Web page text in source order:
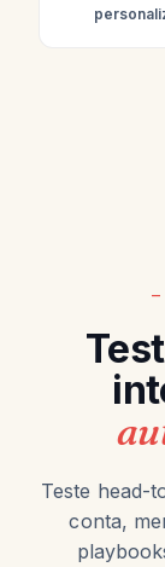
—
Teste head-
conta,